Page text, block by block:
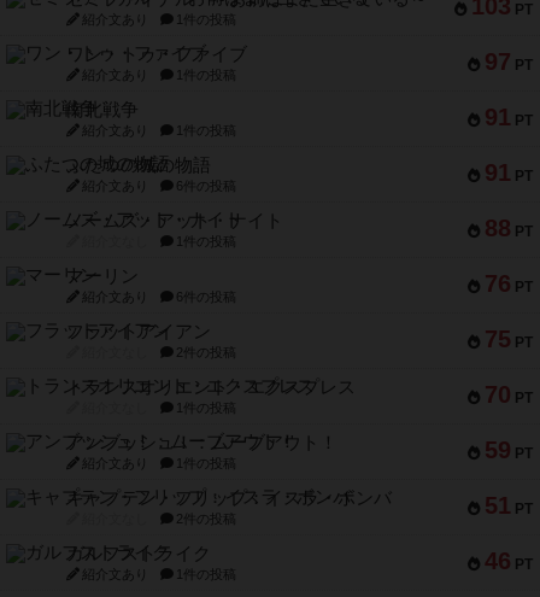
103 PT
紹介文あり 1件の投稿
97 PT
ワン・トゥ・ファイブ
紹介文あり 1件の投稿
91 PT
南北戦争
紹介文あり 1件の投稿
91 PT
ふたつの城の物語
紹介文あり 6件の投稿
88 PT
ノームズ・アット・ナイト
1件の投稿
76 PT
マーリン
紹介文あり 6件の投稿
75 PT
フラットアイアン
2件の投稿
70 PT
トランスオリエント・エクスプレス
1件の投稿
59 PT
アンブッシュ！：ムーブアウト！
紹介文あり 1件の投稿
51 PT
キャプテン・フリップ：イスラ・ボンバ
2件の投稿
46 PT
ガルフストライク
紹介文あり 1件の投稿